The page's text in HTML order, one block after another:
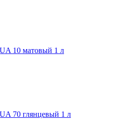
10 матовый 1 л
70 глянцевый 1 л